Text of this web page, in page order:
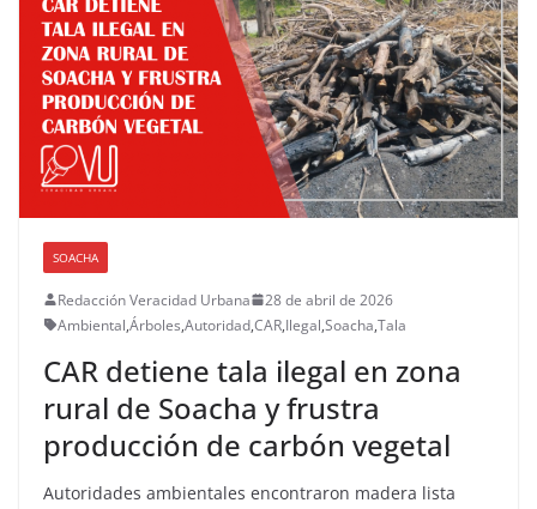
SOACHA
Redacción Veracidad Urbana
28 de abril de 2026
Ambiental,Árboles,Autoridad,CAR,Ilegal,Soacha,Tala
CAR detiene tala ilegal en zona
rural de Soacha y frustra
producción de carbón vegetal
Autoridades ambientales encontraron madera lista